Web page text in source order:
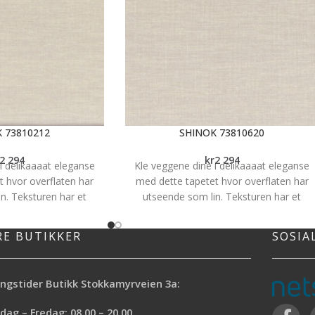
73810212
2 294
delikaaaat eleganse
hvor overflaten har
Teksturen har et
et lunt og vakkert
fra den franske
og er en del av
vinden funnet i
SHINOK 73810620
kr2 294
Kle veggene dine i delikaaaat eleganse
med dette tapetet hvor overflaten har
utseende som lin. Teksturen har et
noe som veggen din et lunt og vakkert
preg. Tapetet er fra den franske
produsentenCasamanceog er en del
inspirert av Chinook vinden funnet i
Rockies og Vest/Nord- Amerika. Shinok
BUTIKKER
Butikk Stokkamyrveien 3a:
– Fredag: 08.00 – 20.00